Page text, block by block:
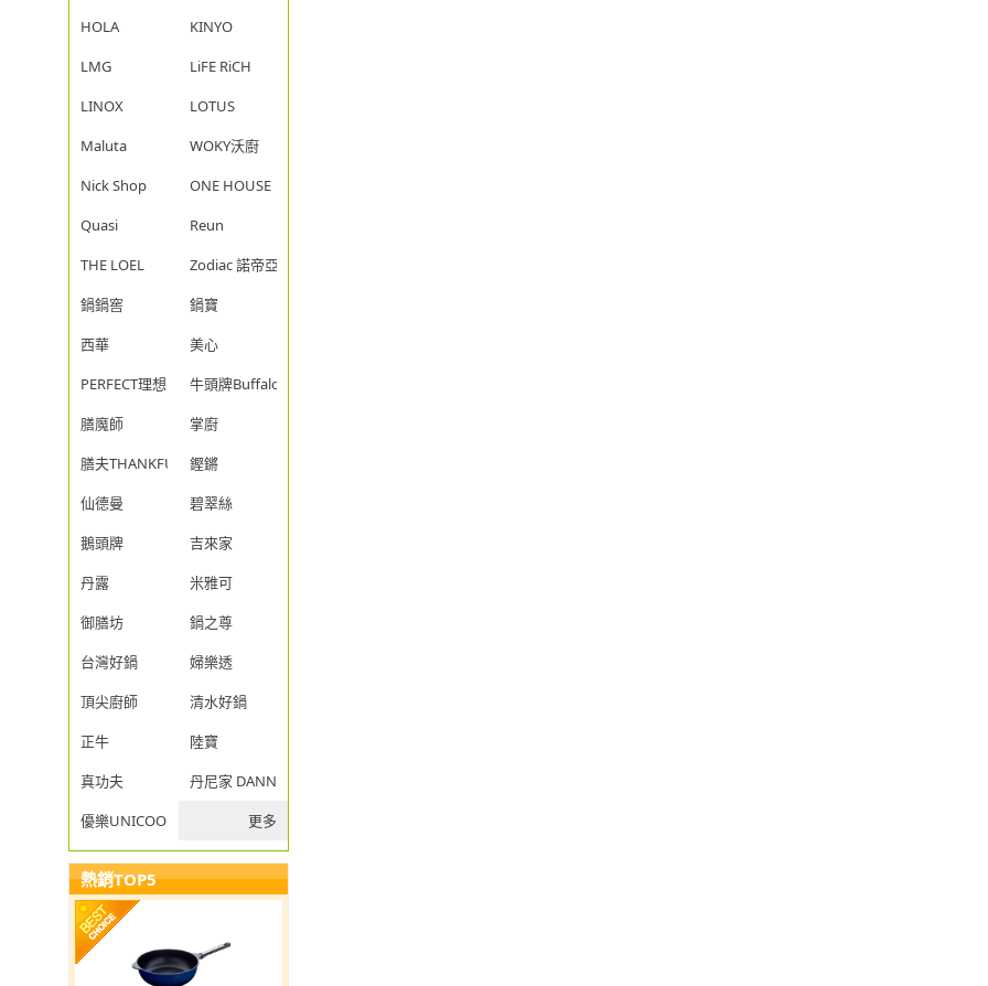
HOLA
KINYO
LMG
LiFE RiCH
LINOX
LOTUS
Maluta
WOKY沃廚
Nick Shop
ONE HOUSE
Quasi
Reun
THE LOEL
Zodiac 諾帝亞
鍋鍋窖
鍋寶
西華
美心
PERFECT理想
牛頭牌Buffalo
膳魔師
掌廚
膳夫THANKFUL
鏗鏘
仙德曼
碧翠絲
鵝頭牌
吉來家
丹露
米雅可
御膳坊
鍋之尊
台灣好鍋
婦樂透
頂尖廚師
清水好鍋
正牛
陸寶
真功夫
丹尼家 DANNY JIA
優樂UNICOOK
更多
熱銷TOP5